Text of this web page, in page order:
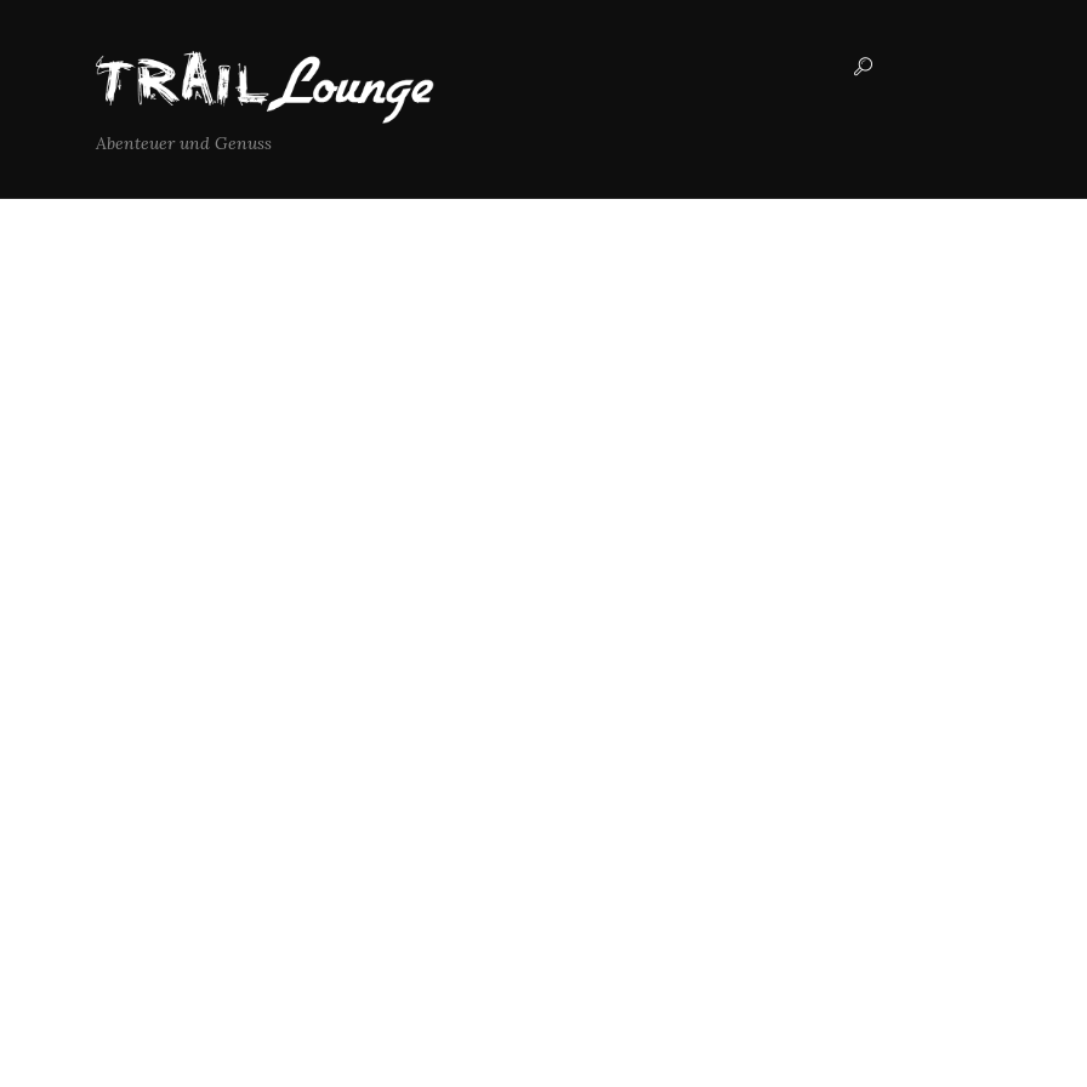
Abenteuer und Genuss